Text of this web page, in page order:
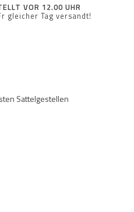
VOR 12.00 UHR
gleicher Tag versandt!
Sattelgestellen